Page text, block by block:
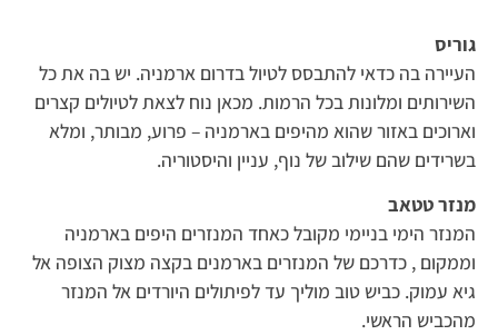
גוריס
העיירה בה כדאי להתבסס לטיול בדרום ארמניה. יש בה את כל
השירותים ומלונות בכל הרמות. מכאן נוח לצאת לטיולים קצרים
וארוכים באזור שהוא מהיפים בארמניה – פרוע, מבותר, ומלא
בשרידים שהם שילוב של נוף, עניין והיסטוריה.
מנזר טטאב
המנזר הימי בניימי מקובל כאחד המנזרים היפים בארמניה
וממקום , כדרכם של המנזרים בארמנים בקצה מצוק הצופה אל
גיא עמוק. כביש טוב מוליך עד לפיתולים היורדים אל המנזר
מהכביש הראשי.